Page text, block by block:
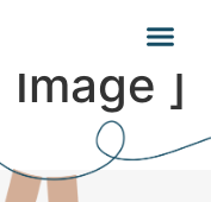
[
Image ]